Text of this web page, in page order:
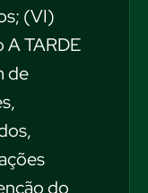
(VI)
A TARDE
de
do